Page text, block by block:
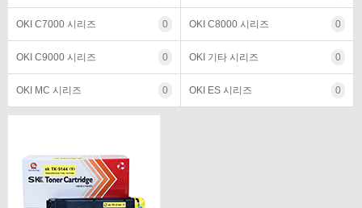
OKI C7000 시리즈 0 OKI C8000 시리즈 0
OKI C9000 시리즈 0 OKI 기타 시리즈 0
OKI MC 시리즈 0 OKI ES 시리즈 0